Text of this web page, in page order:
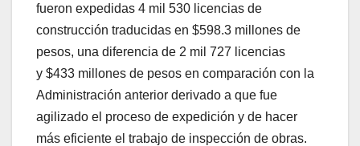
fueron expedidas 4 mil 530 licencias de
construcción traducidas en $598.3 millones de
pesos, una diferencia de 2 mil 727 licencias
y $433 millones de pesos en comparación con la
Administración anterior derivado a que fue
agilizado el proceso de expedición y de hacer
más eficiente el trabajo de inspección de obras.